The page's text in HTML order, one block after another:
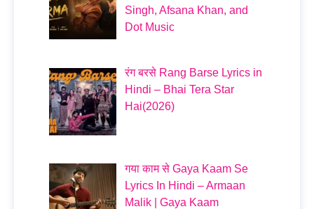
Singh, Afsana Khan, and
Dot Music
रंग बरसे Rang Barse Lyrics in
Hindi – Bhai Tera Star
Hai(2026)
गया काम से Gaya Kaam Se
Lyrics In Hindi – Armaan
Malik | Gaya Kaam